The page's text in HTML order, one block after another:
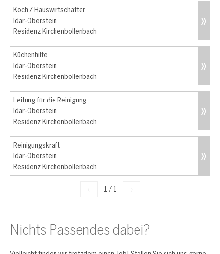
Koch / Hauswirtschafter
Idar-Oberstein
Residenz Kirchenbollenbach
Küchenhilfe
Idar-Oberstein
Residenz Kirchenbollenbach
Leitung für die Reinigung
Idar-Oberstein
Residenz Kirchenbollenbach
Reinigungskraft
Idar-Oberstein
Residenz Kirchenbollenbach
1 / 1
Nichts Passendes dabei?